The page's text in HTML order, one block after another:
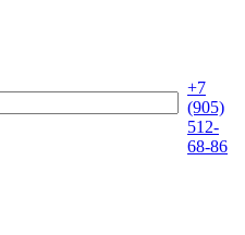
+7
(905)
512-
68-86